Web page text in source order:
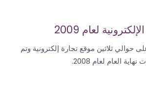
لعام 2009
حوالي ثلاثين موقع تجارة إلكترونية وتم
العام لعام 2008.